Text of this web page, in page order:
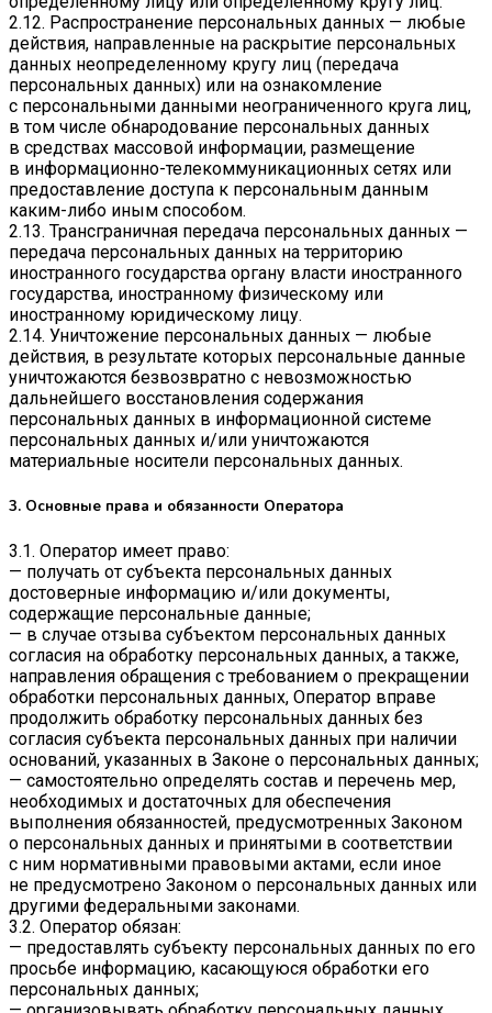
2.12. Распространение персональных данных — любые
действия, направленные на раскрытие персональных
данных неопределенному кругу лиц (передача
персональных данных) или на ознакомление
с персональными данными неограниченного круга лиц,
в том числе обнародование персональных данных
в средствах массовой информации, размещение
в информационно-телекоммуникационных сетях или
предоставление доступа к персональным данным
каким-либо иным способом.
2.13. Трансграничная передача персональных данных —
передача персональных данных на территорию
иностранного государства органу власти иностранного
государства, иностранному физическому или
иностранному юридическому лицу.
2.14. Уничтожение персональных данных — любые
действия, в результате которых персональные данные
уничтожаются безвозвратно с невозможностью
дальнейшего восстановления содержания
персональных данных в информационной системе
персональных данных и/или уничтожаются
материальные носители персональных данных.
3. Основные права и обязанности Оператора
3.1. Оператор имеет право:
— получать от субъекта персональных данных
достоверные информацию и/или документы,
содержащие персональные данные;
— в случае отзыва субъектом персональных данных
согласия на обработку персональных данных, а также,
направления обращения с требованием о прекращении
обработки персональных данных, Оператор вправе
продолжить обработку персональных данных без
согласия субъекта персональных данных при наличии
оснований, указанных в Законе о персональных данных;
— самостоятельно определять состав и перечень мер,
необходимых и достаточных для обеспечения
выполнения обязанностей, предусмотренных Законом
о персональных данных и принятыми в соответствии
с ним нормативными правовыми актами, если иное
не предусмотрено Законом о персональных данных или
другими федеральными законами.
3.2. Оператор обязан:
— предоставлять субъекту персональных данных по его
просьбе информацию, касающуюся обработки его
персональных данных;